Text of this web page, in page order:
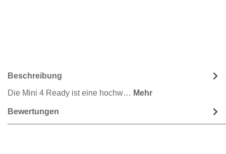
Beschreibung
Die Mini 4 Ready ist eine hochw… Mehr
Bewertungen